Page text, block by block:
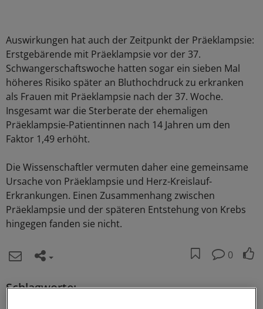
Auswirkungen hat auch der Zeitpunkt der Präeklampsie:
Erstgebärende mit Präeklampsie vor der 37.
Schwangerschaftswoche hatten sogar ein sieben Mal
höheres Risiko später an Bluthochdruck zu erkranken
als Frauen mit Präeklampsie nach der 37. Woche.
Insgesamt war die Sterberate der ehemaligen
Präeklampsie-Patientinnen nach 14 Jahren um den
Faktor 1,49 erhöht.
Die Wissenschaftler vermuten daher eine gemeinsame
Ursache von Präeklampsie und Herz-Kreislauf-
Erkrankungen. Einen Zusammenhang zwischen
Präeklampsie und der späteren Entstehung von Krebs
hingegen fanden sie nicht.
0
Schlagworte: